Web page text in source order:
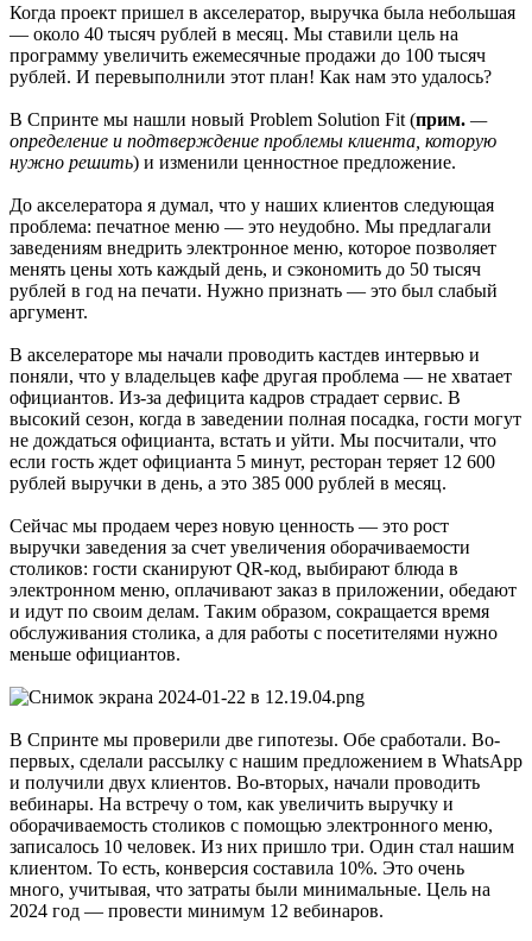
Когда проект пришел в акселератор, выручка была небольшая
— около 40 тысяч рублей в месяц. Мы ставили цель на
программу увеличить ежемесячные продажи до 100 тысяч
рублей. И перевыполнили этот план! Как нам это удалось?
В Спринте мы нашли новый Problem Solution Fit (прим. —
определение и подтверждение проблемы клиента, которую
нужно решить) и изменили ценностное предложение.
До акселератора я думал, что у наших клиентов следующая
проблема: печатное меню — это неудобно. Мы предлагали
заведениям внедрить электронное меню, которое позволяет
менять цены хоть каждый день, и сэкономить до 50 тысяч
рублей в год на печати. Нужно признать — это был слабый
аргумент.
В акселераторе мы начали проводить кастдев интервью и
поняли, что у владельцев кафе другая проблема — не хватает
официантов. Из-за дефицита кадров страдает сервис. В
высокий сезон, когда в заведении полная посадка, гости могут
не дождаться официанта, встать и уйти. Мы посчитали, что
если гость ждет официанта 5 минут, ресторан теряет 12 600
рублей выручки в день, а это 385 000 рублей в месяц.
Сейчас мы продаем через новую ценность — это рост
выручки заведения за счет увеличения оборачиваемости
столиков: гости сканируют QR-код, выбирают блюда в
электронном меню, оплачивают заказ в приложении, обедают
и идут по своим делам. Таким образом, сокращается время
обслуживания столика, а для работы с посетителями нужно
меньше официантов.
В Спринте мы проверили две гипотезы. Обе сработали. Во-
первых, сделали рассылку с нашим предложением в WhatsApp
и получили двух клиентов. Во-вторых, начали проводить
вебинары. На встречу о том, как увеличить выручку и
оборачиваемость столиков с помощью электронного меню,
записалось 10 человек. Из них пришло три. Один стал нашим
клиентом. То есть, конверсия составила 10%. Это очень
много, учитывая, что затраты были минимальные. Цель на
2024 год — провести минимум 12 вебинаров.